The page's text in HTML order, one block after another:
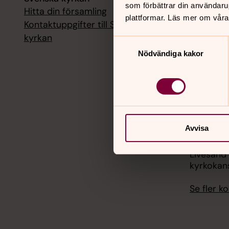
som förbättrar din
plattformar. Läs mer om
Nödvändiga kakor
Avvisa
Hitta din församling
Kontaktuppgifter till Svenska
kyrkan
1
Se fler